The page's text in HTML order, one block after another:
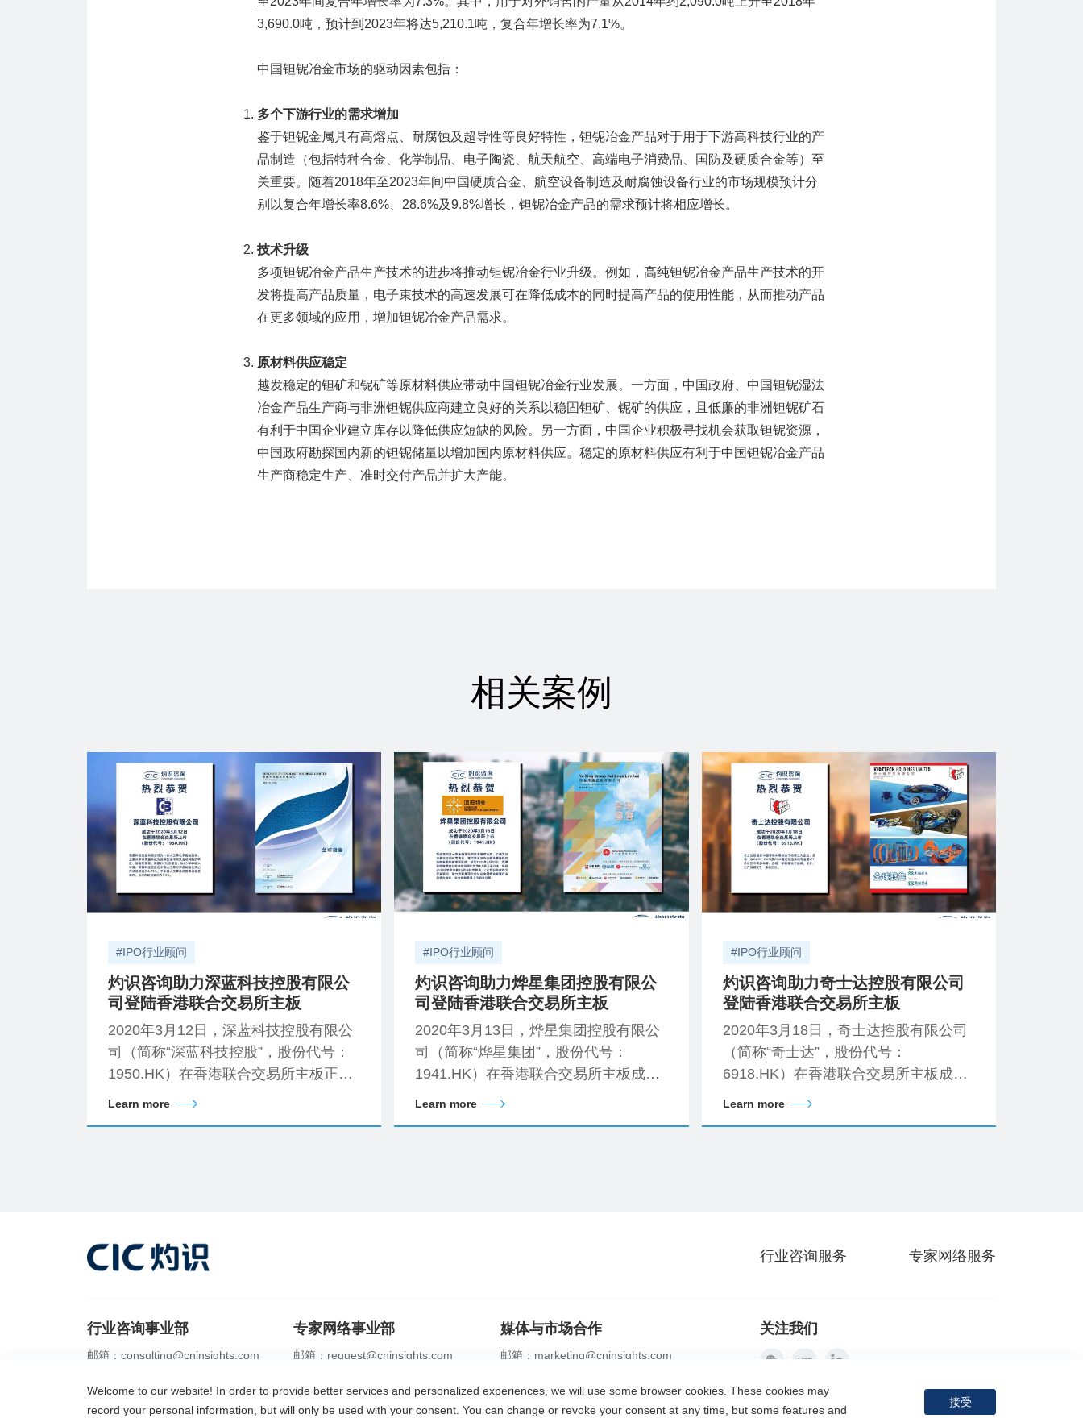
3,690.0吨，预计到2023年将达5,210.1吨，复合年增长率为7.1%。
中国钽铌冶金市场的驱动因素包括：
多个下游行业的需求增加
鉴于钽铌金属具有高熔点、耐腐蚀及超导性等良好特性，钽铌冶金产品对于用于下游高科技行业的产
品制造（包括特种合金、化学制品、电子陶瓷、航天航空、高端电子消费品、国防及硬质合金等）至
关重要。随着2018年至2023年间中国硬质合金、航空设备制造及耐腐蚀设备行业的市场规模预计分
别以复合年增长率8.6%、28.6%及9.8%增长，钽铌冶金产品的需求预计将相应增长。
技术升级
多项钽铌冶金产品生产技术的进步将推动钽铌冶金行业升级。例如，高纯钽铌冶金产品生产技术的开
发将提高产品质量，电子束技术的高速发展可在降低成本的同时提高产品的使用性能，从而推动产品
在更多领域的应用，增加钽铌冶金产品需求。
原材料供应稳定
越发稳定的钽矿和铌矿等原材料供应带动中国钽铌冶金行业发展。一方面，中国政府、中国钽铌湿法
冶金产品生产商与非洲钽铌供应商建立良好的关系以稳固钽矿、铌矿的供应，且低廉的非洲钽铌矿石
有利于中国企业建立库存以降低供应短缺的风险。另一方面，中国企业积极寻找机会获取钽铌资源，
中国政府勘探国内新的钽铌储量以增加国内原材料供应。稳定的原材料供应有利于中国钽铌冶金产品
生产商稳定生产、准时交付产品并扩大产能。
相关案例
#IPO行业顾问
灼识咨询助力深蓝科技控股有限公
司登陆香港联合交易所主板
2020年3月12日，深蓝科技控股有限公
司（简称“深蓝科技控股”，股份代号：
1950.HK）在香港联合交易所主板正式
挂牌上市。
Learn more
#IPO行业顾问
灼识咨询助力烨星集团控股有限公
司登陆香港联合交易所主板
2020年3月13日，烨星集团控股有限公
司（简称“烨星集团”，股份代号：
1941.HK）在香港联合交易所主板成功
挂牌上市。
Learn more
#IPO行业顾问
灼识咨询助力奇士达控股有限公司
登陆香港联合交易所主板
2020年3月18日，奇士达控股有限公司
（简称“奇士达”，股份代号：
6918.HK）在香港联合交易所主板成功
挂牌上市。
Learn more
Welcome to our website! In order to provide better services and personalized experiences, we will use some browser cookies. These cookies may
record your personal information, but will only be used with your consent. You can change or revoke your consent at any time, but some features and
接受
行业咨询服务 专家网络服务
行业咨询事业部
邮箱：consulting@cninsights.com
专家网络事业部
邮箱：request@cninsights.com
合规体系
媒体与市场合作
邮箱：marketing@cninsights.com
关注我们